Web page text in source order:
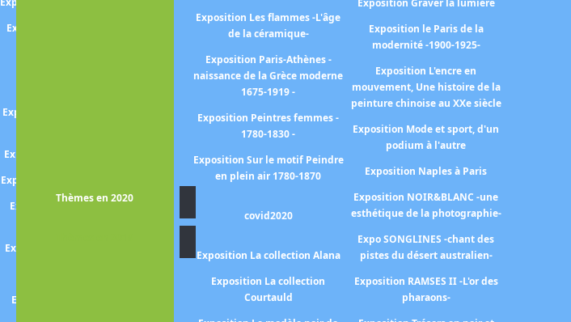
Exposition REDOUTE P-J (Le
Exposition RIBERA - Ténèbres
Exposition Gerhard RICHTER
Exposition Germaine RICHIER
Exposition Bridget RILEY -
Exposition Faith RINGGOLD
Exposition Mark ROTHKO
Exposition Les flammes -L'âge
de la céramique-
Exposition Paris-Athènes -
naissance de la Grèce moderne
1675-1919 -
Exposition Peintres femmes -
1780-1830 -
Exposition Sur le motif Peindre
en plein air 1780-1870
Thèmes en 2020
covid2020
Exposition La collection Alana
Exposition La collection
Courtauld
Exposition Graver la lumière
Exposition le Paris de la
modernité -1900-1925-
Exposition L'encre en
mouvement, Une histoire de la
peinture chinoise au XXe siècle
Exposition Mode et sport, d'un
podium à l'autre
Exposition Naples à Paris
Exposition NOIR&BLANC -une
esthétique de la photographie-
Expo SONGLINES -chant des
pistes du désert australien-
Exposition RAMSES II -L'or des
pharaons-